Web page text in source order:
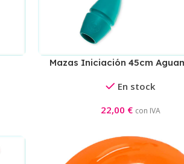
Mazas Iniciación 45cm
En stock
22,00 € con IVA